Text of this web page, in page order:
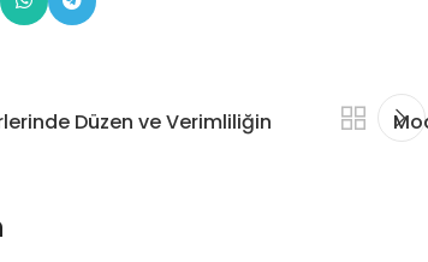
Düzen ve Verimliliğin